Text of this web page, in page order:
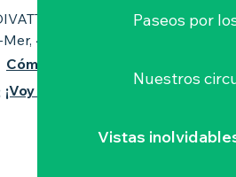
Paseos por
Nuestros
Vistas
LA PIERRE PERCEE -
44450 Divatte-sur-Loire
Cómo llegar
¡Voy en tren!